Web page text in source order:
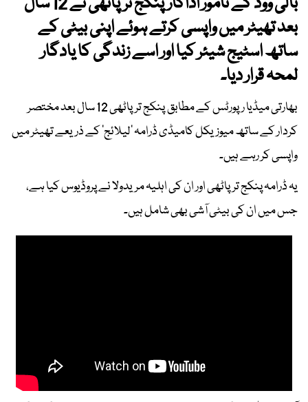
بعد تھیٹر میں واپسی کرتے ہوئے اپنی بیٹی کے
ساتھ اسٹیج شیئر کیا اور اسے زندگی کا یادگار
لمحہ قرار دیا۔
بھارتی میڈیا رپورٹس کے مطابق پنکج ترپاٹھی 12 سال بعد مختصر
کردار کے ساتھ میوزیکل کامیڈی ڈرامہ ’لیلائج‘ کے ذریعے تھیٹر میں
واپسی کر رہے ہیں۔
یہ ڈرامہ پنکج ترپاٹھی اور ان کی اہلیہ مریدولا نے پروڈیوس کیا ہے،
جس میں ان کی بیٹی آشی بھی شامل ہیں۔